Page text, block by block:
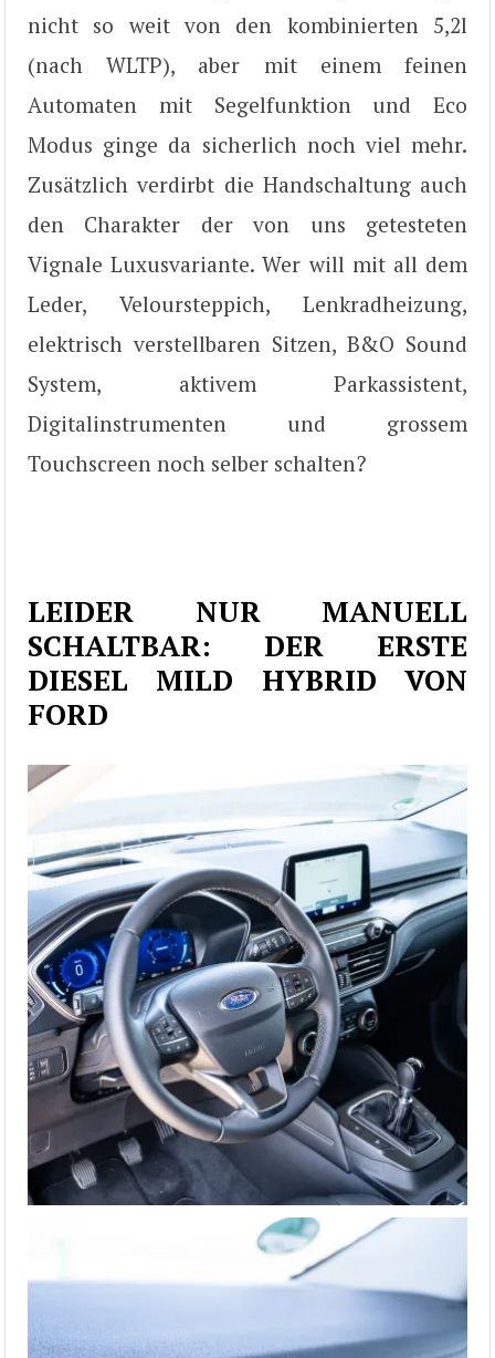
nicht so weit von den kombinierten 5,2l
(nach WLTP), aber mit einem feinen
Automaten mit Segelfunktion und Eco
Modus ginge da sicherlich noch viel mehr.
Zusätzlich verdirbt die Handschaltung auch
den Charakter der von uns getesteten
Vignale Luxusvariante. Wer will mit all dem
Leder, Veloursteppich, Lenkradheizung,
elektrisch verstellbaren Sitzen, B&O Sound
System, aktivem Parkassistent,
Digitalinstrumenten und grossem
Touchscreen noch selber schalten?
LEIDER NUR MANUELL
SCHALTBAR: DER ERSTE
DIESEL MILD HYBRID VON
FORD